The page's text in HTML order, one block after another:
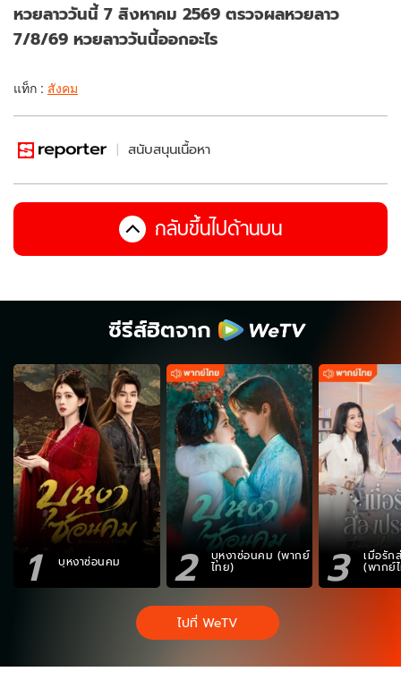
หวยลาววันนี้ 7 สิงหาคม 2569 ตรวจผลหวยลาว
7/8/69 หวยลาววันนี้ออกอะไร
แท็ก : สังคม
สนับสนุนเนื้อหา
กลับขึ้นไปด้านบน
ซีรีส์ฮิตจาก
1 บุหงาซ่อนคม 2 บุหงาซ่อนคม (พากย์
ไทย) 3 เมื่อรัก
(พากย์
ไปที่ WeTV